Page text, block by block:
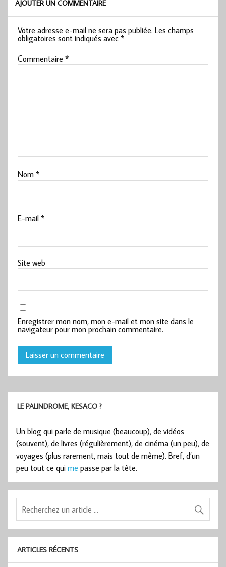
AJOUTER UN COMMENTAIRE
Votre adresse e-mail ne sera pas publiée. Les champs
obligatoires sont indiqués avec*
Commentaire*
Nom*
E-mail*
Site web
Enregistrer mon nom, mon e-mail et mon site dans le
navigateur pour mon prochain commentaire.
LE PALINDROME, KESACO ?
Un blog qui parle de musique (beaucoup), de vidéos
(souvent), de livres (régulièrement), de cinéma (un peu), de
voyages (plus rarement, mais tout de même). Bref, d’un
peu tout ce qui me passe par la tête.
ARTICLES RÉCENTS